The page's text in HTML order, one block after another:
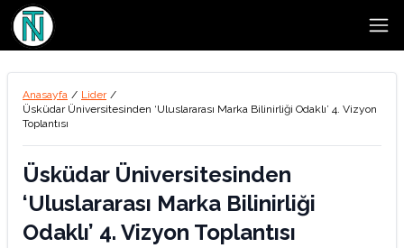
Anasayfa / Lider /
Üsküdar Üniversitesinden ‘Uluslararası Marka Bilinirliği Odaklı’ 4. Vizyon
Toplantısı
Üsküdar Üniversitesinden
‘Uluslararası Marka Bilinirliği
Odaklı’ 4. Vizyon Toplantısı